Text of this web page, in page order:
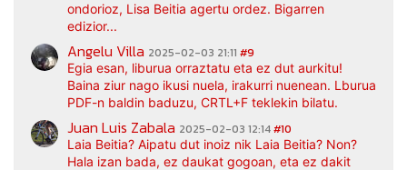
ondorioz, Lisa Beitia agertu ordez. Bigarren
edizior...
Angelu Villa 2025-02-03 21:11 #9
Egia esan, liburua orraztatu eta ez dut aurkitu!
Baina ziur nago ikusi nuela, irakurri nuenean. Lburua
PDF-n baldin baduzu, CRTL+F teklekin bilatu.
Juan Luis Zabala 2025-02-03 12:14#10
Laia Beitia? Aipatu dut inoiz nik Laia Beitia? Non?
Hala izan bada, ez daukat gogoan, eta ez dakit